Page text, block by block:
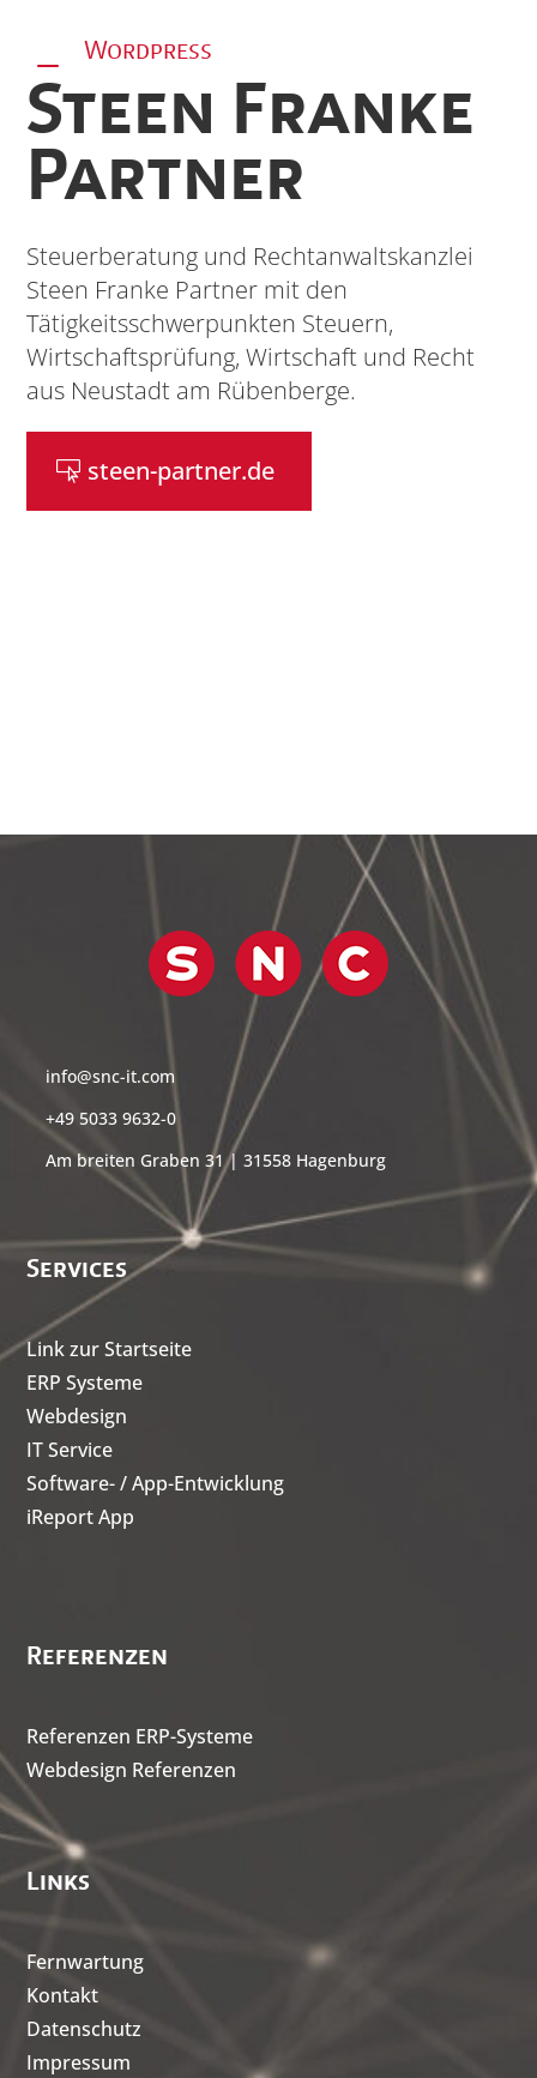
K Wordpress
Steen Franke
Partner
Steuerberatung und Rechtanwaltskanzlei
Steen Franke Partner mit den
Tätigkeitsschwerpunkten Steuern,
Wirtschaftsprüfung, Wirtschaft und Recht
aus Neustadt am Rübenberge.
steen-partner.de
info@snc-it.com
+49 5033 9632-0
Am breiten Graben 31 | 31558 Hagenburg
Services
Link zur Startseite
ERP Systeme
Webdesign
IT Service
Software- / App-Entwicklung
iReport App
Referenzen
Referenzen ERP-Systeme
Webdesign Referenzen
Links
Fernwartung
Kontakt
Datenschutz
Impressum